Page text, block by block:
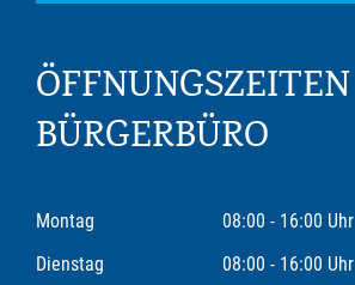
ÖFFNUNGSZEITEN
BÜRGERBÜRO
Montag
08:00 - 16:00 Uhr
Dienstag
08:00 - 16:00 Uhr